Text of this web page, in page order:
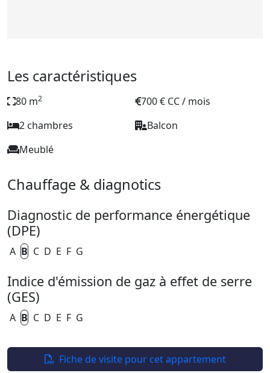
Les caractéristiques
80 m2
700 € CC / mois
2 chambres
Balcon
Meublé
Chauffage & diagnotics
Diagnostic de performance énergétique
(DPE)
A B C D E F G
Indice d'émission de gaz à effet de serre
(GES)
A B C D E F G
Fiche de visite pour cet appartement